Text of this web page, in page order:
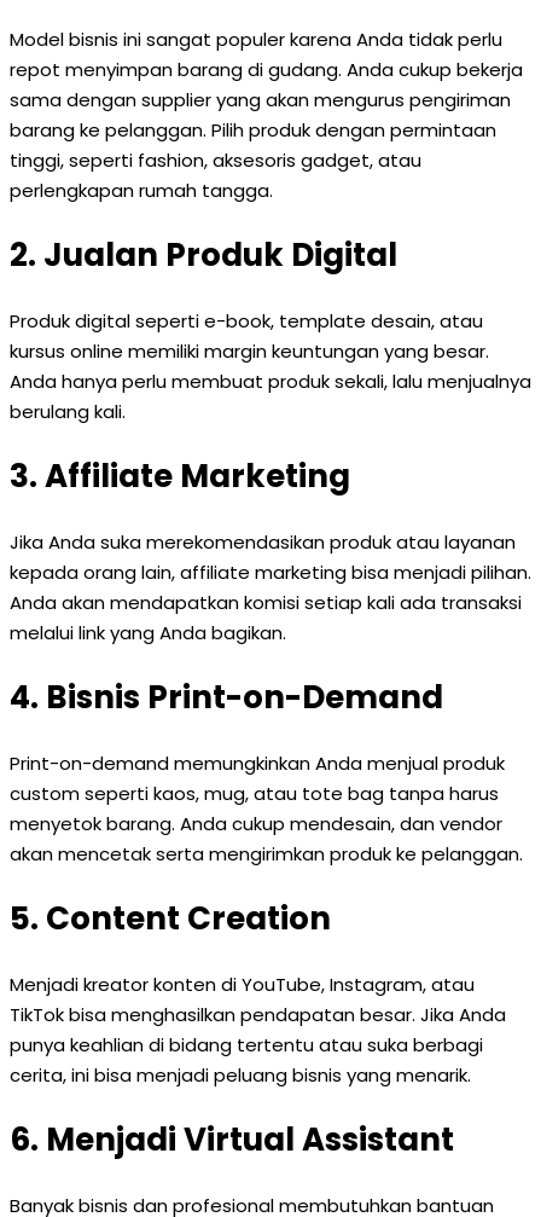
Model bisnis ini sangat populer karena Anda tidak perlu
repot menyimpan barang di gudang. Anda cukup bekerja
sama dengan supplier yang akan mengurus pengiriman
barang ke pelanggan. Pilih produk dengan permintaan
tinggi, seperti fashion, aksesoris gadget, atau
perlengkapan rumah tangga.
2. Jualan Produk Digital
Produk digital seperti e-book, template desain, atau
kursus online memiliki margin keuntungan yang besar.
Anda hanya perlu membuat produk sekali, lalu menjualnya
berulang kali.
3. Affiliate Marketing
Jika Anda suka merekomendasikan produk atau layanan
kepada orang lain, affiliate marketing bisa menjadi pilihan.
Anda akan mendapatkan komisi setiap kali ada transaksi
melalui link yang Anda bagikan.
4. Bisnis Print-on-Demand
Print-on-demand memungkinkan Anda menjual produk
custom seperti kaos, mug, atau tote bag tanpa harus
menyetok barang. Anda cukup mendesain, dan vendor
akan mencetak serta mengirimkan produk ke pelanggan.
5. Content Creation
Menjadi kreator konten di YouTube, Instagram, atau
TikTok bisa menghasilkan pendapatan besar. Jika Anda
punya keahlian di bidang tertentu atau suka berbagi
cerita, ini bisa menjadi peluang bisnis yang menarik.
6. Menjadi Virtual Assistant
Banyak bisnis dan profesional membutuhkan bantuan